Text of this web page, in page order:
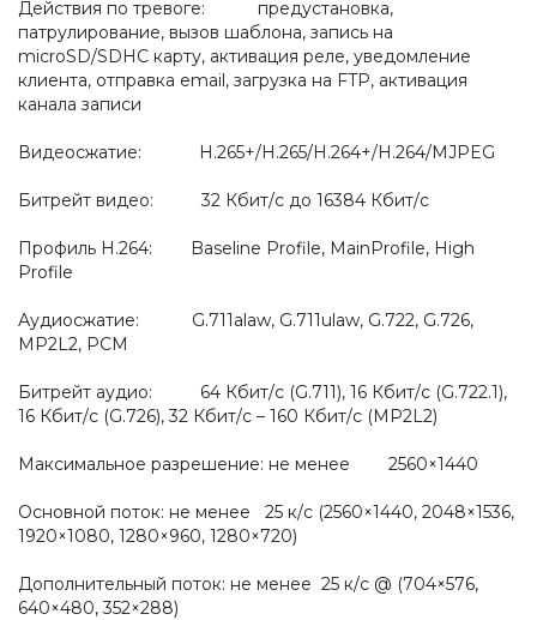
Действия по тревоге: предустановка,
патрулирование, вызов шаблона, запись на
microSD/SDHC карту, активация реле, уведомление
клиента, отправка email, загрузка на FTP, активация
канала записи
Видеосжатие: H.265+/H.265/H.264+/H.264/MJPEG
Битрейт видео: 32 Кбит/с до 16384 Кбит/с
Профиль H.264: Baseline Profile, MainProfile, High
Profile
Аудиосжатие: G.711alaw, G.711ulaw, G.722, G.726,
MP2L2, PCM
Битрейт аудио: 64 Кбит/с (G.711), 16 Кбит/с (G.722.1),
16 Кбит/с (G.726), 32 Кбит/с – 160 Кбит/с (MP2L2)
Максимальное разрешение: не менее 2560×1440
Основной поток: не менее 25 к/с (2560×1440, 2048×1536,
1920×1080, 1280×960, 1280×720)
Дополнительный поток: не менее 25 к/с @ (704×576,
640×480, 352×288)